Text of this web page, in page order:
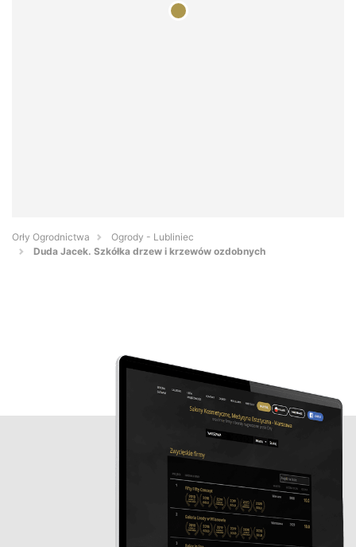
Orły Ogrodnictwa
Ogrody - Lubliniec
Duda Jacek. Szkółka drzew i krzewów ozdobnych